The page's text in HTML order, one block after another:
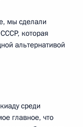
мы сделали
которая
альтернативой
среди
главное, что